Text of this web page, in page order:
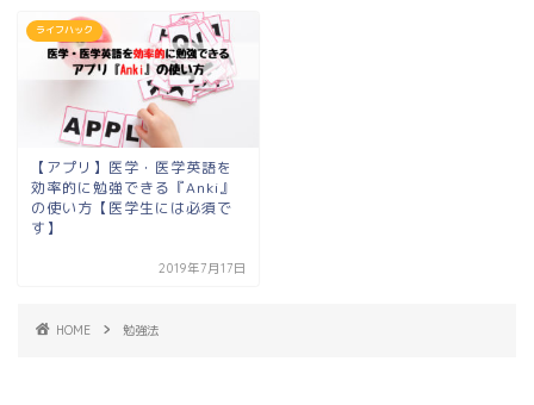
ライフハック
【アプリ】医学・医学英語を
効率的に勉強できる『Anki』
の使い方【医学生には必須で
す】
2019年7月17日
HOME 勉強法